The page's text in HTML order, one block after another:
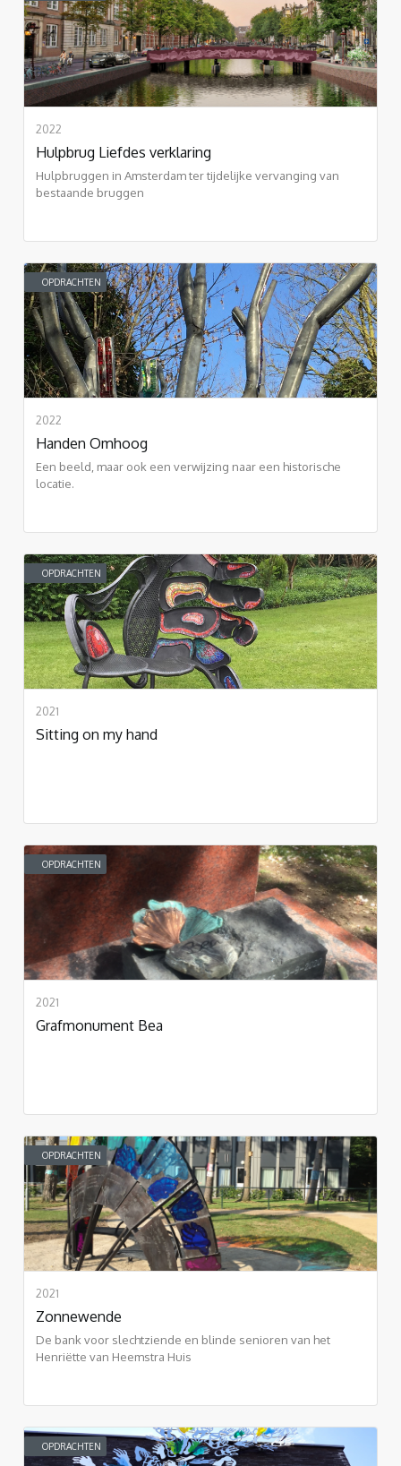
2022
Hulpbrug Liefdes verklaring
Hulpbruggen in Amsterdam ter tijdelijke vervanging van
bestaande bruggen
OPDRACHTEN
2022
Handen Omhoog
Een beeld, maar ook een verwijzing naar een historische
locatie.
OPDRACHTEN
2021
Sitting on my hand
OPDRACHTEN
2021
Grafmonument Bea
OPDRACHTEN
2021
Zonnewende
De bank voor slechtziende en blinde senioren van het
Henriëtte van Heemstra Huis
OPDRACHTEN